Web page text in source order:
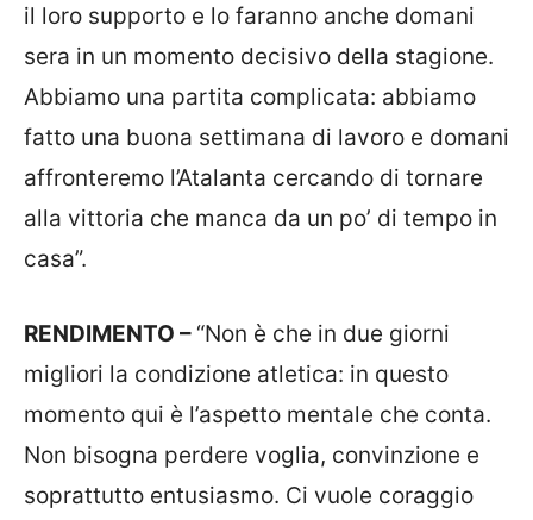
il loro supporto e lo faranno anche domani
sera in un momento decisivo della stagione.
Abbiamo una partita complicata: abbiamo
fatto una buona settimana di lavoro e domani
affronteremo l’Atalanta cercando di tornare
alla vittoria che manca da un po’ di tempo in
casa”.
RENDIMENTO – “Non è che in due giorni
migliori la condizione atletica: in questo
momento qui è l’aspetto mentale che conta.
Non bisogna perdere voglia, convinzione e
soprattutto entusiasmo. Ci vuole coraggio